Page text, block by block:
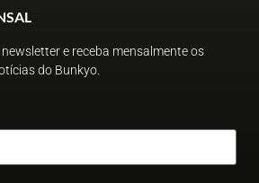
e receba mensalmente os
do Bunkyo.